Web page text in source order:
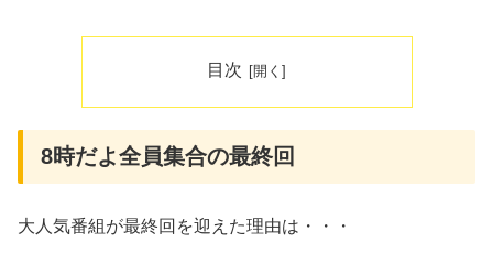
目次
8時だよ全員集合の最終回
大人気番組が最終回を迎えた理由は・・・